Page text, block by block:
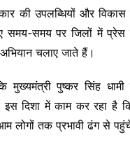
की उपलब्धियों और
समय-समय पर जिलों में प्रेस
चलाए जाते हैं।
मुख्यमंत्री पुष्कर सिंह धामी
इस दिशा में काम कर रहा है
लोगों तक प्रभावी ढंग से